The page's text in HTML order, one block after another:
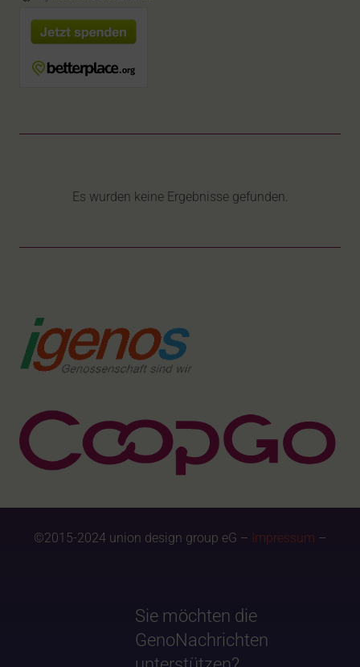
Es wurden keine Ergebnisse gefunden.
©2015-2024 union design group eG – Impressum –
Sie möchten die
GenoNachrichten